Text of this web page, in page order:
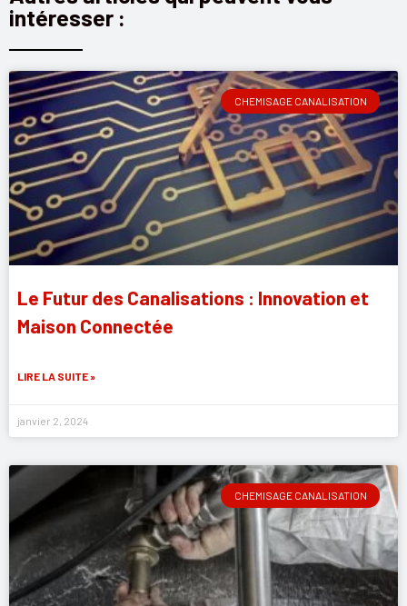
intéresser :
CHEMISAGE CANALISATION
Le Futur des Canalisations : Innovation et
Maison Connectée
LIRE LA SUITE »
janvier 2, 2024
CHEMISAGE CANALISATION